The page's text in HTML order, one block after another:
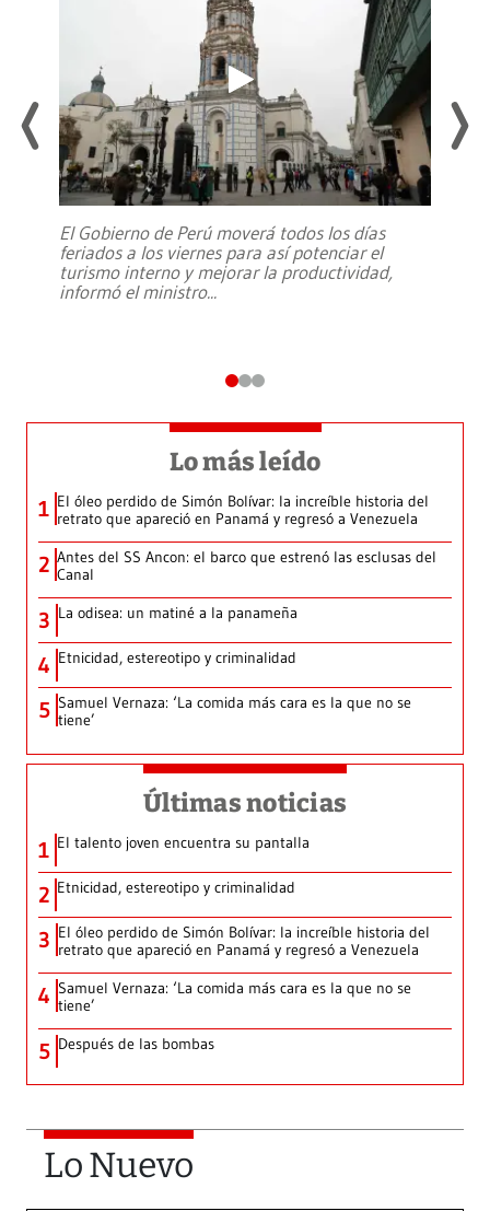
El Gobierno de Perú moverá todos los días
feriados a los viernes para así potenciar el
turismo interno y mejorar la productividad,
informó el ministro...
Lo más leído
1 El óleo perdido de Simón Bolívar: la increíble historia del
retrato que apareció en Panamá y regresó a Venezuela
2 Antes del SS Ancon: el barco que estrenó las esclusas del
Canal
3 La odisea: un matiné a la panameña
4 Etnicidad, estereotipo y criminalidad
5 Samuel Vernaza: ‘La comida más cara es la que no se
tiene’
Últimas noticias
1 El talento joven encuentra su pantalla​
2 Etnicidad, estereotipo y criminalidad
3 El óleo perdido de Simón Bolívar: la increíble historia del
retrato que apareció en Panamá y regresó a Venezuela
4 Samuel Vernaza: ‘La comida más cara es la que no se
tiene’
5 Después de las bombas
Lo Nuevo